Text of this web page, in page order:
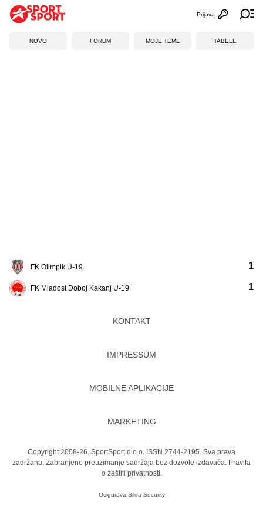
Otvori
Prijava
NOVO FORUM MOJE TEME TABELE
FK Olimpik U-19
FK Mladost Doboj Kakanj U-19
1
1
KONTAKT
IMPRESSUM
MOBILNE APLIKACIJE
MARKETING
Copyright 2008-26. SportSport d.o.o. ISSN 2744-2195. Sva prava
zadržana. Zabranjeno preuzimanje sadržaja bez dozvole izdavača. Pravila
o zaštiti privatnosti.
Osigurava Sikra Security